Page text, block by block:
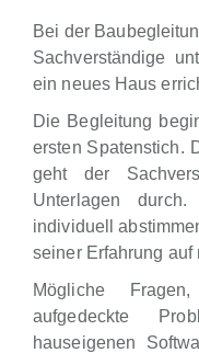
Bei der
Sachverständige
ein neues Haus
Die Begleitung
ersten Spatenstich.
geht der
Unterlagen
individuell
seiner Erfahrung
Mögliche
aufgedeckte
hauseigenen